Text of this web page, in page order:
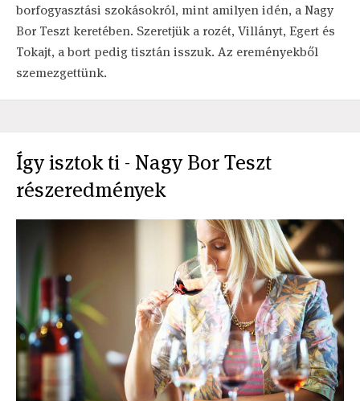
borfogyasztási szokásokról, mint amilyen idén, a Nagy
Bor Teszt keretében. Szeretjük a rozét, Villányt, Egert és
Tokajt, a bort pedig tisztán isszuk. Az ereményekből
szemezgettünk.
Így isztok ti - Nagy Bor Teszt
részeredmények